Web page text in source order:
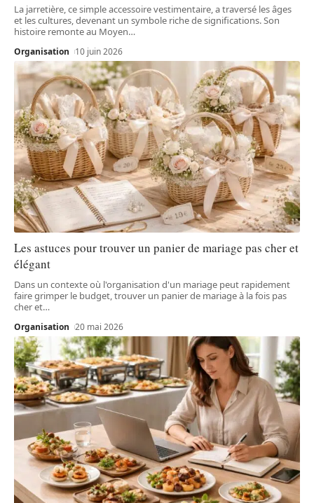
La jarretière, ce simple accessoire vestimentaire, a traversé les âges
et les cultures, devenant un symbole riche de significations. Son
histoire remonte au Moyen…
Organisation 10 juin 2026
Les astuces pour trouver un panier de mariage pas cher et
élégant
Dans un contexte où l'organisation d'un mariage peut rapidement
faire grimper le budget, trouver un panier de mariage à la fois pas
cher et…
Organisation 20 mai 2026